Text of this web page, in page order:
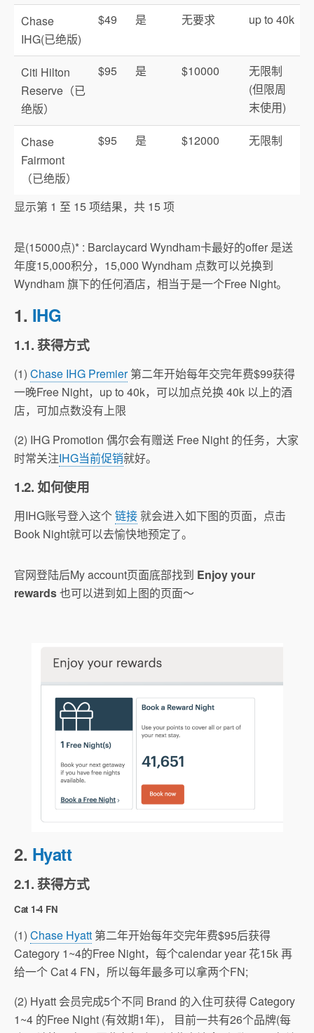
Chase
IHG(已绝版)
$49 是 无要求 up to 40k
Citi Hilton
Reserve（已
绝版）
$95 是 $10000
无限制
(但限周
末使用)
Chase
Fairmont
（已绝版）
$95 是 $12000 无限制
显示第 1 至 15 项结果，共 15 项
是(15000点)* : Barclaycard Wyndham卡最好的offer 是送
年度15,000积分，15,000 Wyndham 点数可以兑换到
Wyndham 旗下的任何酒店，相当于是一个Free Night。
1. IHG
1.1. 获得方式
(1) Chase IHG Premier第二年开始每年交完年费$99获得
一晚Free Night，up to 40k，可以加点兑换 40k 以上的酒
店，可加点数没有上限
(2) IHG Promotion 偶尔会有赠送 Free Night 的任务，大家
时常关注IHG当前促销就好。
1.2. 如何使用
用IHG账号登入这个链接就会进入如下图的页面，点击
Book Night就可以去愉快地预定了。
官网登陆后My account页面底部找到 Enjoy your
rewards也可以进到如上图的页面～
2. Hyatt
2.1. 获得方式
Cat 1-4 FN
(1) Chase Hyatt 第二年开始每年交完年费$95后获得
Category 1~4的Free Night，每个calendar year 花15k 再
给一个 Cat 4 FN，所以每年最多可以拿两个FN;
(2) Hyatt 会员完成5个不同 Brand 的入住可获得 Category
1~4 的Free Night (有效期1年)， 目前一共有26个品牌(每